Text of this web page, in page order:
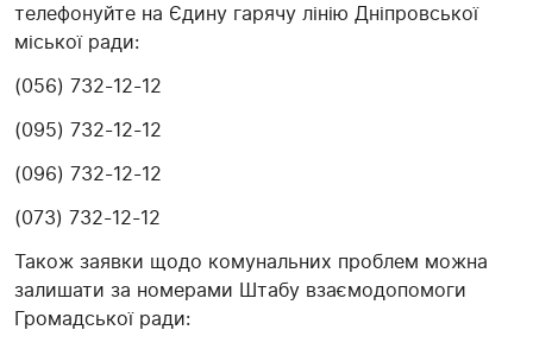
телефонуйте на Єдину гарячу лінію Дніпровської
міської ради:
(056) 732-12-12
(095) 732-12-12
(096) 732-12-12
(073) 732-12-12
Також заявки щодо комунальних проблем можна
залишати за номерами Штабу взаємодопомоги
Громадської ради: